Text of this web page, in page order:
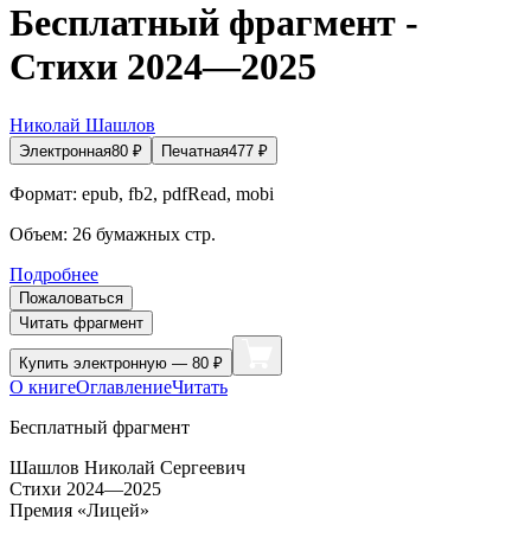
Бесплатный фрагмент -
Стихи 2024—2025
Николай Шашлов
Электронная80 ₽ Печатная477 ₽
Формат: epub, fb2, pdfRead, mobi
Объем: 26 бумажных стр.
Подробнее
Пожаловаться
Читать фрагмент
Купить электронную — 80 ₽
О книгеОглавлениеЧитать
Бесплатный фрагмент
Шашлов Николай Сергеевич
Стихи 2024—2025
Премия «Лицей»